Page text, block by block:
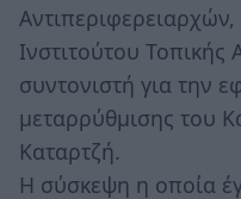
Ινστιτούτου Τοπικής
συντονιστή για την
μεταρρύθμισης του
Καταρτζή.
Η σύσκεψη η οποία